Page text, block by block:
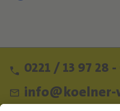
0221 / 13 97 28 -
info@koelner-